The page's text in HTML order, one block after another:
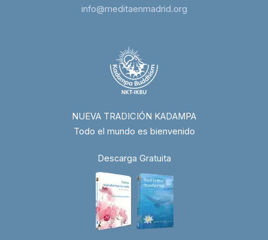
info@meditaenmadrid.org
NUEVA TRADICIÓN KADAMPA
Todo el mundo es bienvenido
Descarga Gratuita